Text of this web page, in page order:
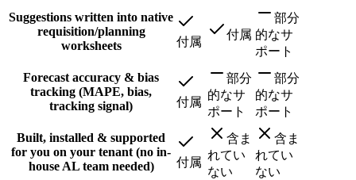
Suggestions written into native
requisition/planning
worksheets
付属
付属
部分
的なサ
ポート
Forecast accuracy & bias
tracking (MAPE, bias,
tracking signal)
付属
部分
的なサ
ポート
部分
的なサ
ポート
Built, installed & supported
for you on your tenant (no in-
house AL team needed)
付属
含ま
れてい
ない
含ま
れてい
ない